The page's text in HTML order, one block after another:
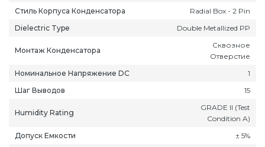
Стиль Корпуса Конденсатора
Radial Box - 2 Pin
Dielectric Type
Double Metallized PP
Монтаж Конденсатора
Сквозное
Отверстие
Номинальное Напряжение DC
1
Шаг Выводов
15
Humidity Rating
GRADE II (Test
Condition A)
Допуск Емкости
± 5%
Липецк
Магадан
Магас
Майкоп
Нижний Новгород
Подольск
Псков
Пятигорск
Ростов-на-